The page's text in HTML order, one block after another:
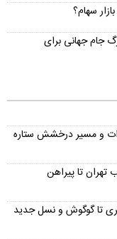
سهام؟
جام جهانی برای
و مسیر درخشش ستاره
تهران تا پیراهن
تا گوگوش و نسل جدید